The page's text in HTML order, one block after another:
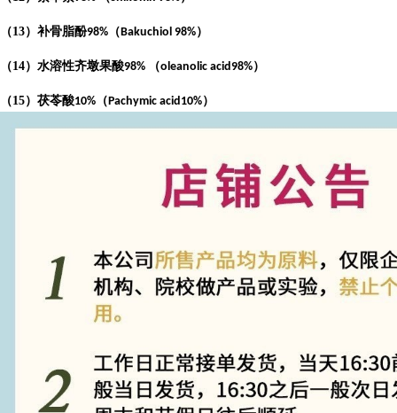
（13）补骨脂酚98% （Bakuchiol 98%）
（14）水溶性齐墩果酸98% （oleanolic acid98%）
（15）茯苓酸10% （Pachymic acid10%）